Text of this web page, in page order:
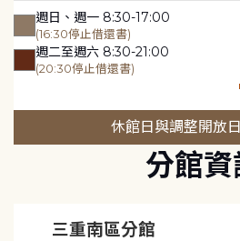
週日、週一 8:30-17:00
(16:30停止借還書)
週二至週六 8:30-21:00
(20:30停止借還書)
休館日與調整開放
分館資
三重南區分館